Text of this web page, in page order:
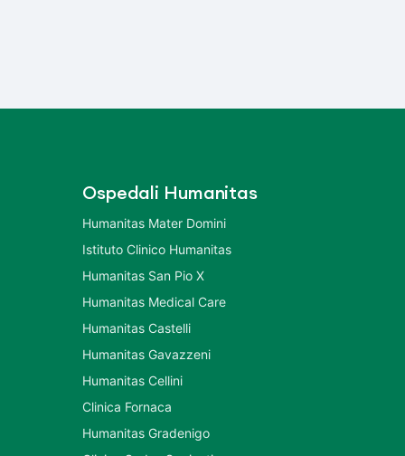
Ospedali Humanitas
Humanitas Mater Domini
Istituto Clinico Humanitas
Humanitas San Pio X
Humanitas Medical Care
Humanitas Castelli
Humanitas Gavazzeni
Humanitas Cellini
Clinica Fornaca
Humanitas Gradenigo